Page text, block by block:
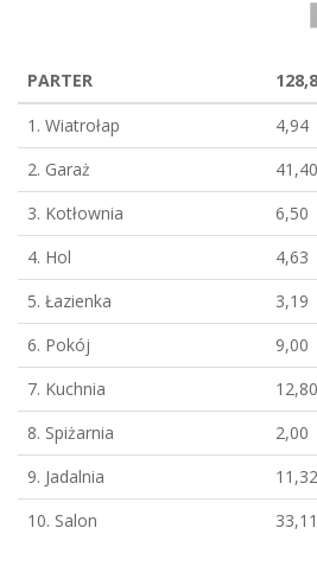
PARTER
1. Wiatrołap
4,94
2. Garaż
41,40
3. Kotłownia
6,50
4. Hol
4,63
5. Łazienka
3,19
6. Pokój
9,00
7. Kuchnia
12,80
8. Spiżarnia
2,00
9. Jadalnia
11,32
10. Salon
33,11